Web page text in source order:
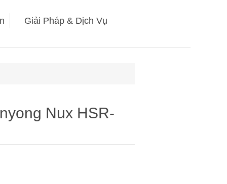
Giải Pháp & Dịch Vụ
Nux HSR-